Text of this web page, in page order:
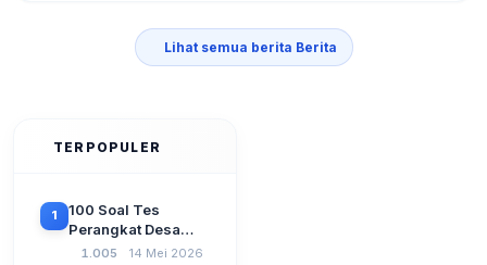
Lihat semua berita Berita
TERPOPULER
1
100 Soal Tes
Perangkat Desa
Terbaru 2026
1.005 14 Mei 2026